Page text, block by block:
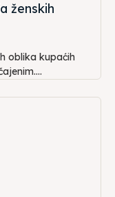
ženskih
oblika kupaćih